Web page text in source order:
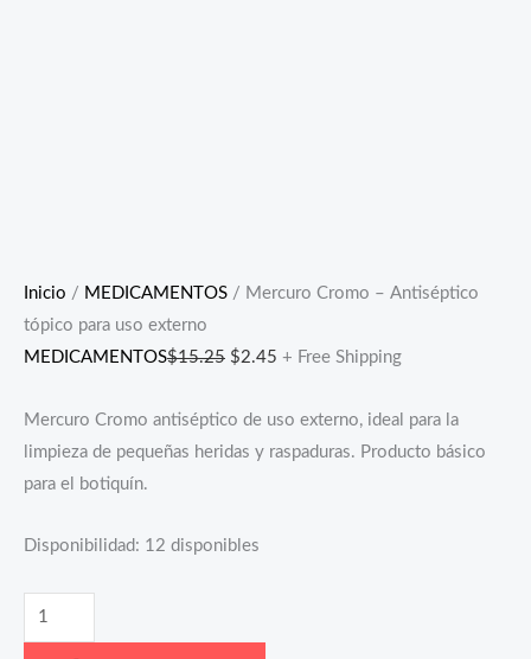
Inicio / MEDICAMENTOS / Mercuro Cromo – Antiséptico
tópico para uso externo
MEDICAMENTOS$15.25 $2.45 + Free Shipping
Mercuro Cromo antiséptico de uso externo, ideal para la
limpieza de pequeñas heridas y raspaduras. Producto básico
para el botiquín.
Disponibilidad: 12 disponibles